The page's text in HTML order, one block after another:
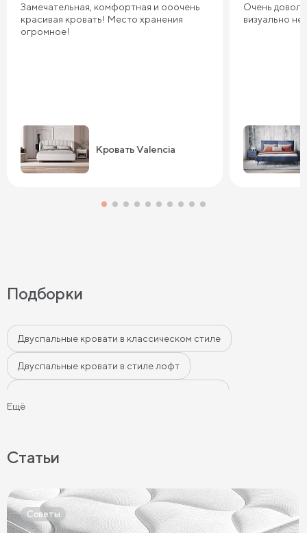
Замечательная, комфортная и ооочень
красивая кровать! Место хранения
огромное!
Кровать Valencia
Очень
визуально
Подборки
Двуспальные кровати в классическом стиле
Двуспальные кровати в стиле лофт
Двуспальные кровати голубого цвета
Двуспальные кровати цвета графит
Ещё
Статьи
Советы